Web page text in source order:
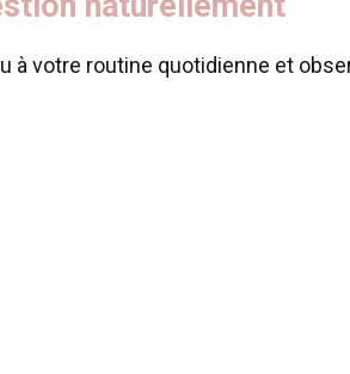
à votre routine quotidienne et